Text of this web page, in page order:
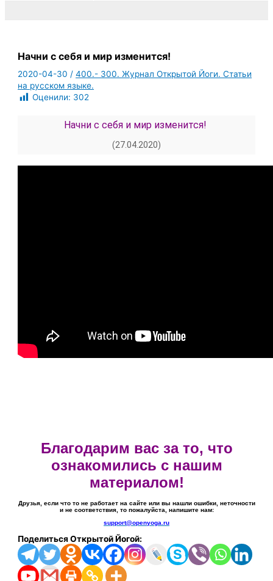
Начни с себя и мир изменится!
2020-04-30/400.- 300. Журнал Открытой Йоги. Статьи
на русском языке.
Оценили: 302
Начни с себя и мир изменится!
(27.04.2020)
Благодарим вас за то, что
ознакомились с нашим
материалом!
Друзья, если что то не работает на сайте или вы нашли ошибки, неточности
и не соответствия, то пожалуйста, напишите нам:
support@openyoga.ru
Поделиться Открытой Йогой: